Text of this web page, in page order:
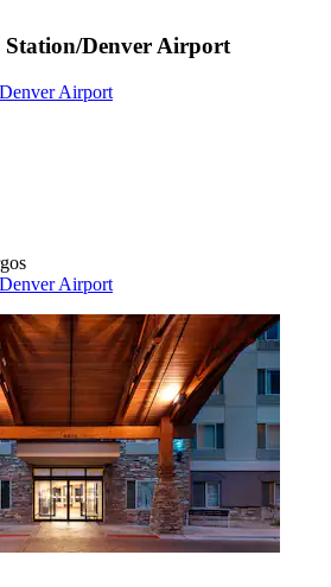
Station/Denver Airport
Airport
Airport